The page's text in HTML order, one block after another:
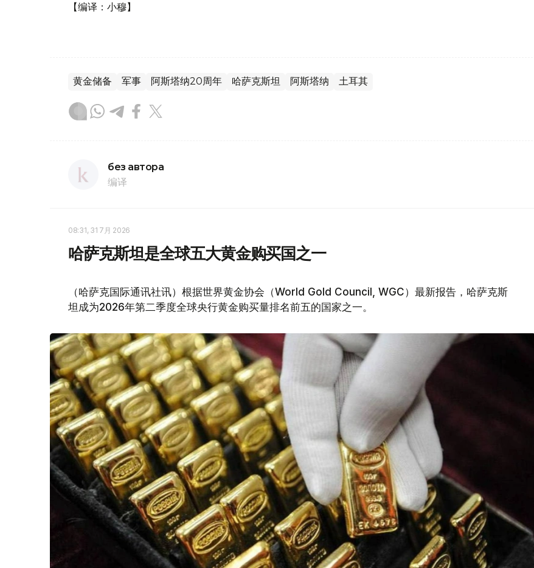
【编译：小穆】
黄金储备 军事 阿斯塔纳20周年 哈萨克斯坦 阿斯塔纳 土耳其
без автора
编译
08:31, 31 7月 2026
哈萨克斯坦是全球五大黄金购买国之一
（哈萨克国际通讯社讯）根据世界黄金协会（World Gold Council, WGC）最新报告，哈萨克斯
坦成为2026年第二季度全球央行黄金购买量排名前五的国家之一。